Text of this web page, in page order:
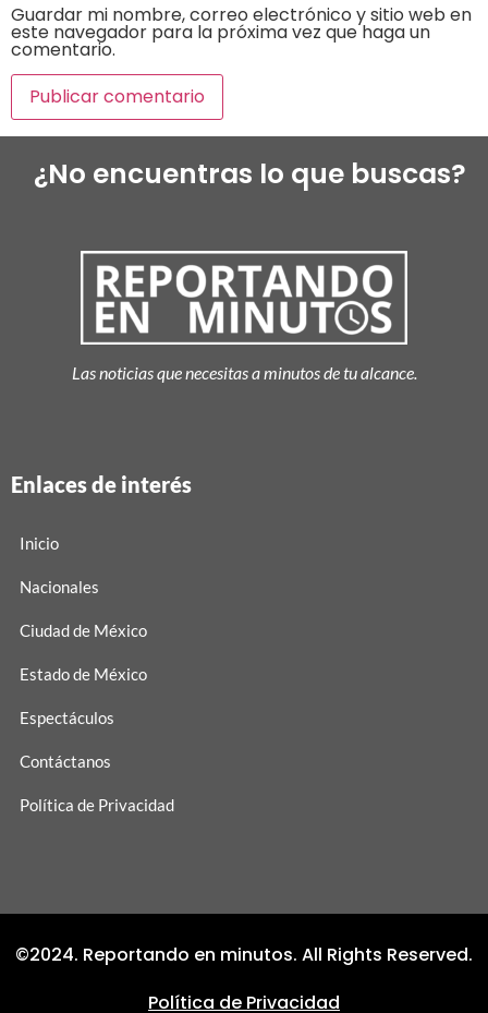
Guardar mi nombre, correo electrónico y sitio web en
este navegador para la próxima vez que haga un
comentario.
¿No encuentras lo que buscas?
Las noticias que necesitas a minutos de tu alcance.
Enlaces de interés
Inicio
Nacionales
Ciudad de México
Estado de México
Espectáculos
Contáctanos
Política de Privacidad
©2024. Reportando en minutos. All Rights Reserved.
Política de Privacidad